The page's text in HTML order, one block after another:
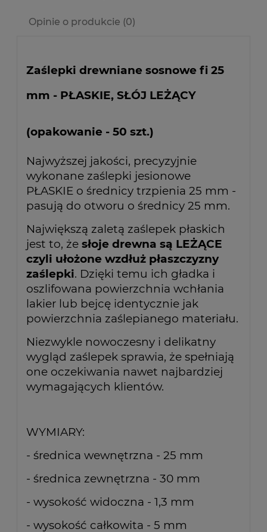
Opinie o produkcie (0)
Zaślepki drewniane sosnowe fi 25
mm - PŁASKIE, SŁÓJ LEŻĄCY
(opakowanie - 50 szt.)
Najwyższej jakości, precyzyjnie
wykonane zaślepki jesionowe
PŁASKIE o średnicy trzpienia 25 mm -
pasują do otworu o średnicy 25 mm.
Największą zaletą zaślepek płaskich
jest to, że słoje drewna są LEŻĄCE
czyli ułożone wzdłuż płaszczyzny
zaślepki. Dzięki temu ich gładka i
oszlifowana powierzchnia wchłania
lakier lub bejcę identycznie jak
powierzchnia zaślepianego materiału.
Niezwykle nowoczesny i delikatny
wygląd zaślepek sprawia, że spełniają
one oczekiwania nawet najbardziej
wymagających klientów.
WYMIARY:
- średnica wewnętrzna - 25 mm
- średnica zewnętrzna - 30 mm
- wysokość widoczna - 1,3 mm
- wysokość całkowita - 5 mm